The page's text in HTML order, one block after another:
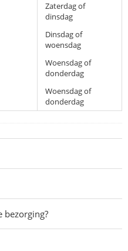
Zaterdag of
dinsdag
Dinsdag of
woensdag
Woensdag of
donderdag
Woensdag of
donderdag
bezorging?